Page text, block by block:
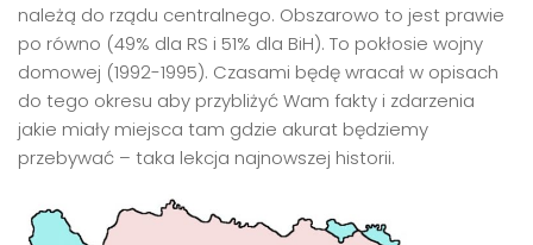
należą do rządu centralnego. Obszarowo to jest prawie
po równo (49% dla RS i 51% dla BiH). To pokłosie wojny
domowej (1992-1995). Czasami będę wracał w opisach
do tego okresu aby przybliżyć Wam fakty i zdarzenia
jakie miały miejsca tam gdzie akurat będziemy
przebywać – taka lekcja najnowszej historii.